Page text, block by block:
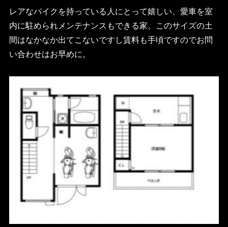
レアなバイクを持っている人にとって嬉しい、愛車を室
内に駐められメンテナンスもできる家。このサイズの土
間はなかなか出てこないですし賃料も手頃ですのでお問
い合わせはお早めに。